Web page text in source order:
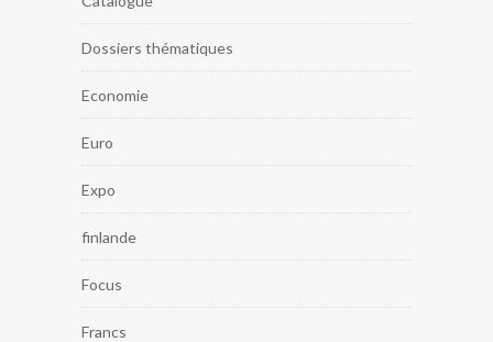
Dossiers thématiques
Economie
Euro
Expo
finlande
Focus
Francs